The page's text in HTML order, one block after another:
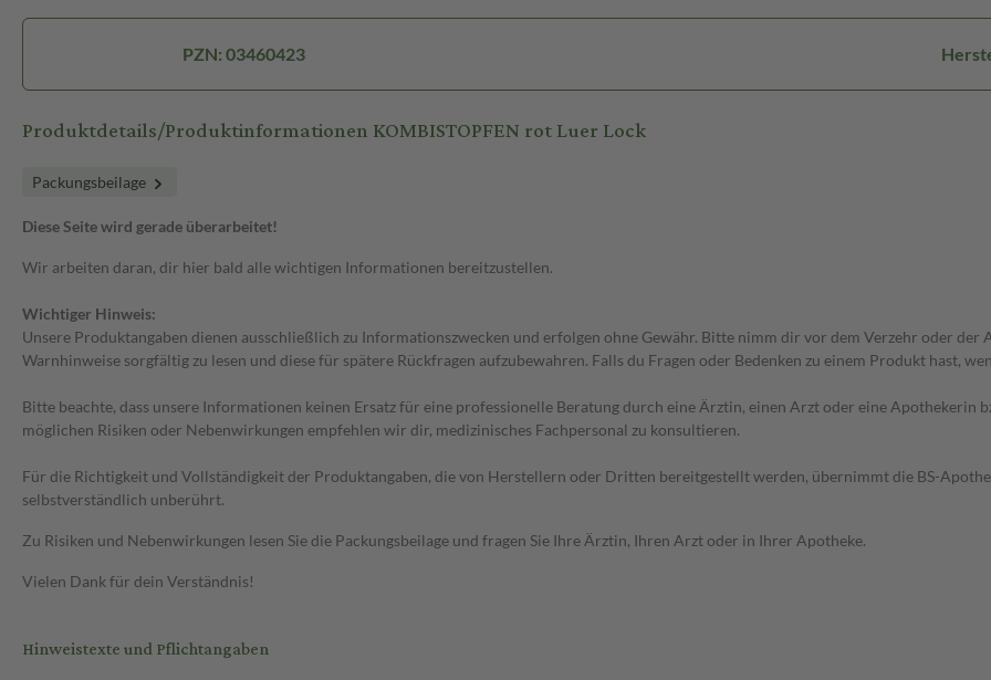
PZN: 03460423
Produktdetails/Produktinformationen KOMBISTOPFEN rot Luer Lock
Packungsbeilage
Diese Seite wird gerade überarbeitet!
Wir arbeiten daran, dir hier bald alle wichtigen Informationen bereitzustellen.
Wichtiger Hinweis:
Unsere Produktangaben dienen ausschließlich zu Informationszwecken und erfolgen ohne Gewähr. Bitte nimm dir vor dem Verzehr oder
Warnhinweise sorgfältig zu lesen und diese für spätere Rückfragen aufzubewahren. Falls du Fragen oder Bedenken zu einem Produkt hast,
Bitte beachte, dass unsere Informationen keinen Ersatz für eine professionelle Beratung durch eine Ärztin, einen Arzt oder eine Apothekerin
möglichen Risiken oder Nebenwirkungen empfehlen wir dir, medizinisches Fachpersonal zu konsultieren.
Für die Richtigkeit und Vollständigkeit der Produktangaben, die von Herstellern oder Dritten bereitgestellt werden, übernimmt die BS-
selbstverständlich unberührt.
Zu Risiken und Nebenwirkungen lesen Sie die Packungsbeilage und fragen Sie Ihre Ärztin, Ihren Arzt oder in Ihrer Apotheke.
Vielen Dank für dein Verständnis!
Hinweistexte und Pflichtangaben